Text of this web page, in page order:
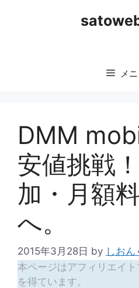
メ
DMM
安値挑戦
加・月額
へ。
2015年3月28日 by しおん
本ページはアフィリエイ
を得ています。